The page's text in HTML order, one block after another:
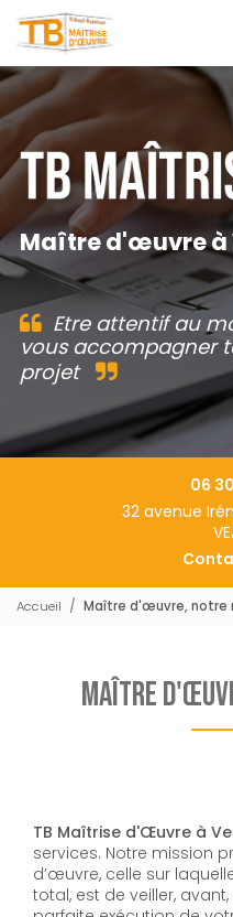
au
contenu
principal
Maître d'œuvre à
Etre attentif au
vous accompagner
projet
06
32 avenue
Accueil Maître d'œuvre, notre
Maître
TB Maîtrise d'Œuvre à
services. Notre mission
d’œuvre, celle sur
total, est de veiller,